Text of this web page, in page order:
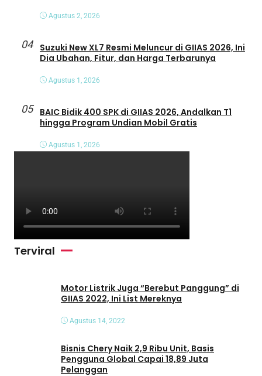
Agustus 2, 2026
04
Suzuki New XL7 Resmi Meluncur di GIIAS 2026, Ini
Dia Ubahan, Fitur, dan Harga Terbarunya
Agustus 1, 2026
05
BAIC Bidik 400 SPK di GIIAS 2026, Andalkan T1
hingga Program Undian Mobil Gratis
Agustus 1, 2026
Terviral
Motor Listrik Juga “Berebut Panggung” di
GIIAS 2022, Ini List Mereknya
Agustus 14, 2022
Bisnis Chery Naik 2,9 Ribu Unit, Basis
Pengguna Global Capai 18,89 Juta
Pelanggan